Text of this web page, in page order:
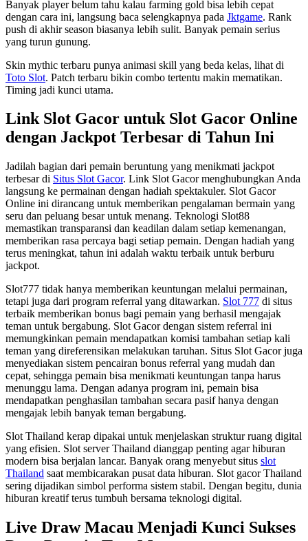
Banyak player belum tahu kalau farming gold bisa lebih cepat
dengan cara ini, langsung baca selengkapnya pada Jktgame. Rank
push di akhir season biasanya lebih sulit. Banyak pemain serius
yang turun gunung.
Skin mythic terbaru punya animasi skill yang beda kelas, lihat di
Toto Slot. Patch terbaru bikin combo tertentu makin mematikan.
Timing jadi kunci utama.
Link Slot Gacor untuk Slot Gacor Online
dengan Jackpot Terbesar di Tahun Ini
Jadilah bagian dari pemain beruntung yang menikmati jackpot
terbesar di Situs Slot Gacor. Link Slot Gacor menghubungkan Anda
langsung ke permainan dengan hadiah spektakuler. Slot Gacor
Online ini dirancang untuk memberikan pengalaman bermain yang
seru dan peluang besar untuk menang. Teknologi Slot88
memastikan transparansi dan keadilan dalam setiap kemenangan,
memberikan rasa percaya bagi setiap pemain. Dengan hadiah yang
terus meningkat, tahun ini adalah waktu terbaik untuk berburu
jackpot.
Slot777 tidak hanya memberikan keuntungan melalui permainan,
tetapi juga dari program referral yang ditawarkan. Slot 777 di situs
terbaik memberikan bonus bagi pemain yang berhasil mengajak
teman untuk bergabung. Slot Gacor dengan sistem referral ini
memungkinkan pemain mendapatkan komisi tambahan setiap kali
teman yang direferensikan melakukan taruhan. Situs Slot Gacor juga
menyediakan sistem pencairan bonus referral yang mudah dan
cepat, sehingga pemain bisa menikmati keuntungan tanpa harus
menunggu lama. Dengan adanya program ini, pemain bisa
mendapatkan penghasilan tambahan secara pasif hanya dengan
mengajak lebih banyak teman bergabung.
Slot Thailand kerap dipakai untuk menjelaskan struktur ruang digital
yang efisien. Slot server Thailand dianggap penting agar hiburan
modern bisa berjalan lancar. Banyak orang menyebut situs slot
Thailand saat membicarakan pusat data hiburan. Slot gacor Thailand
sering dijadikan simbol performa sistem stabil. Dengan begitu, dunia
hiburan kreatif terus tumbuh bersama teknologi digital.
Live Draw Macau Menjadi Kunci Sukses